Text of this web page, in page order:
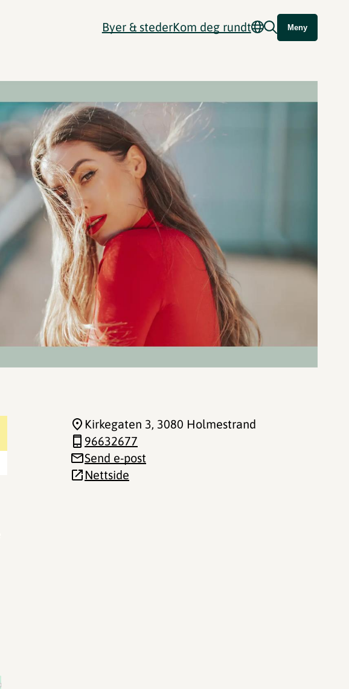
Byer & stederKom deg rundt Meny
Kirkegaten 3, 3080 Holmestrand
96632677
Send e-post
Nettside